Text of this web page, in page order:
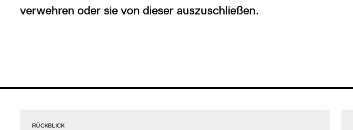
verwehren oder sie von dieser auszuschließen.
RÜCKBLICK